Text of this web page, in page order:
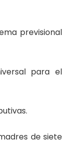
previsional
para el
de siete